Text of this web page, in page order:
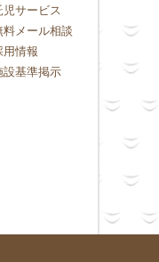
児サービス
料メール相談
用情報
設基準掲示